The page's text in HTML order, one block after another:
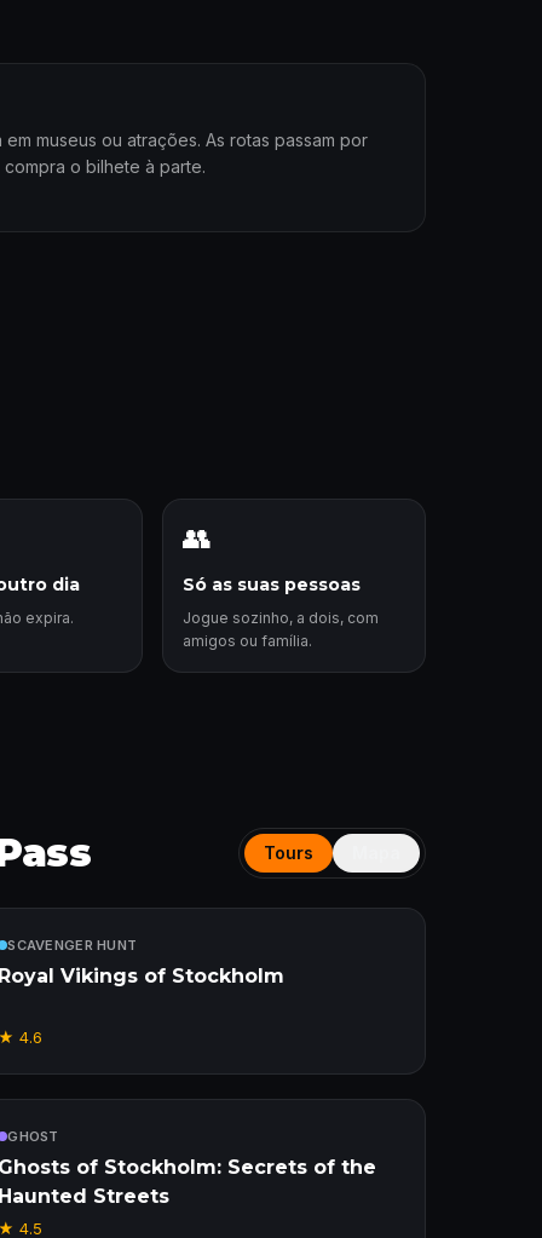
museus ou atrações. As rotas passam por
o bilhete à parte.
dia
expira.
👥
Só as suas pessoas
Jogue sozinho, a dois, com
amigos ou família.
Tours
SCAVENGER HUNT
Royal Vikings of Stockholm
★4.6
GHOST
Ghosts of Stockholm: Secrets of the
Haunted Streets
★4.5